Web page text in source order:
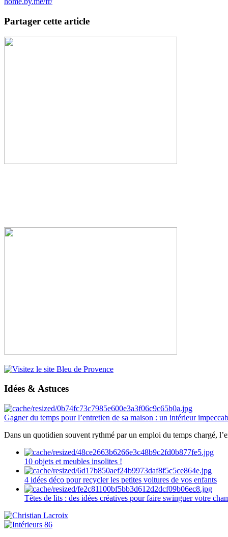
Partager cette article
Idées & Astuces
Gagner du temps pour l’entretien de sa maison : un intérieur
Dans un quotidien souvent rythmé par un emploi du temps chargé,
10 objets et meubles insolites !
4 idées déco pour recycler les petites voitures de vos enfants
Têtes de lits : des idées créatives pour faire swinguer votre